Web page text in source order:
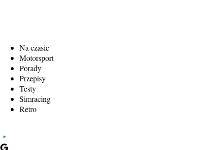
Na czasie
Motorsport
Porady
Przepisy
Testy
Simracing
Retro